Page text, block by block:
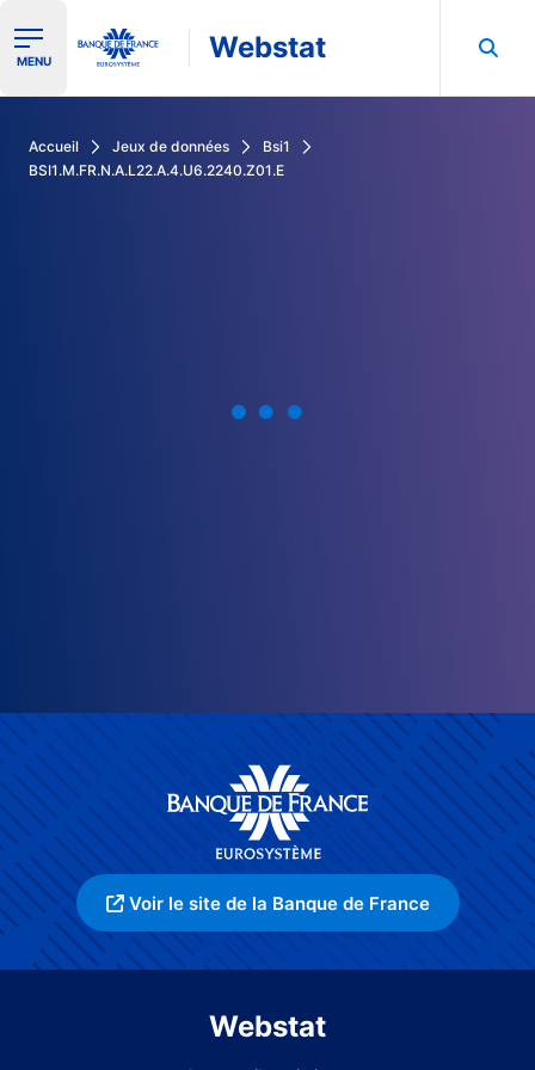
Ouvrir le menu de navigation
MENU Webstat
Accueil Jeux de données
Bsi1
BSI1.M.FR.N.A.L22.A.4.U6.2240.Z01.E
Voir le site de la Banque de France
Webstat